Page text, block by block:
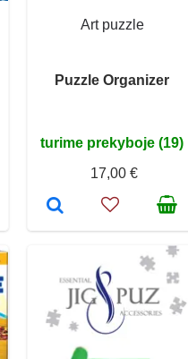
Art puzzle
Puzzle Organizer
turime prekyboje (19)
17,00 €